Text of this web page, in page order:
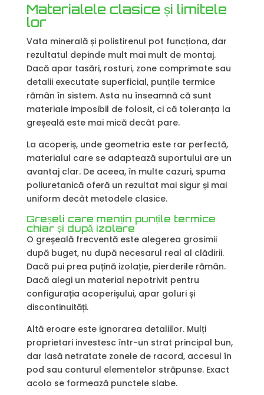
Materialele clasice și limitele
lor
Vata minerală și polistirenul pot funcționa, dar
rezultatul depinde mult mai mult de montaj.
Dacă apar tasări, rosturi, zone comprimate sau
detalii executate superficial, punțile termice
rămân în sistem. Asta nu înseamnă că sunt
materiale imposibil de folosit, ci că toleranța la
greșeală este mai mică decât pare.
La acoperiș, unde geometria este rar perfectă,
materialul care se adaptează suportului are un
avantaj clar. De aceea, în multe cazuri, spuma
poliuretanică oferă un rezultat mai sigur și mai
uniform decât metodele clasice.
Greșeli care mențin punțile termice
chiar și după izolare
O greșeală frecventă este alegerea grosimii
după buget, nu după necesarul real al clădirii.
Dacă pui prea puțină izolație, pierderile rămân.
Dacă alegi un material nepotrivit pentru
configurația acoperișului, apar goluri și
discontinuități.
Altă eroare este ignorarea detaliilor. Mulți
proprietari investesc într-un strat principal bun,
dar lasă netratate zonele de racord, accesul în
pod sau conturul elementelor străpunse. Exact
acolo se formează punctele slabe.